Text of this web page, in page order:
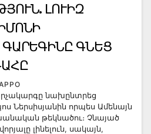
ԼՈՒԻԶ
ԳՆԵՑ
նախընտրեց
Ներսիսյանին որպես Ամենայն
թեկնածու։ Չնայած
լինելուն, սակայն,